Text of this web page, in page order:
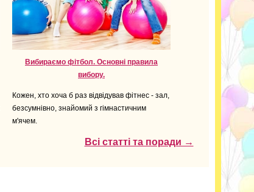
Вибираємо фітбол. Основні правила
вибору.
Кожен, хто хоча б раз відвідував фітнес - зал,
безсумнівно, знайомий з гімнастичним
м'ячем.
Всі статті та поради →